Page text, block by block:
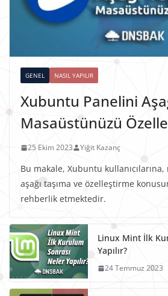
GENEL NASIL YAPILIR
Xubuntu Panelini
Masaüstünüzü
25 Ekim 2023 Yiğit Kazanç
Bu makale, Xubuntu
aşağı taşıma ve özelleştirme
rehberlik etmektedir.
Linux Mint İlk
Yapılır?
24 Temmuz 2023